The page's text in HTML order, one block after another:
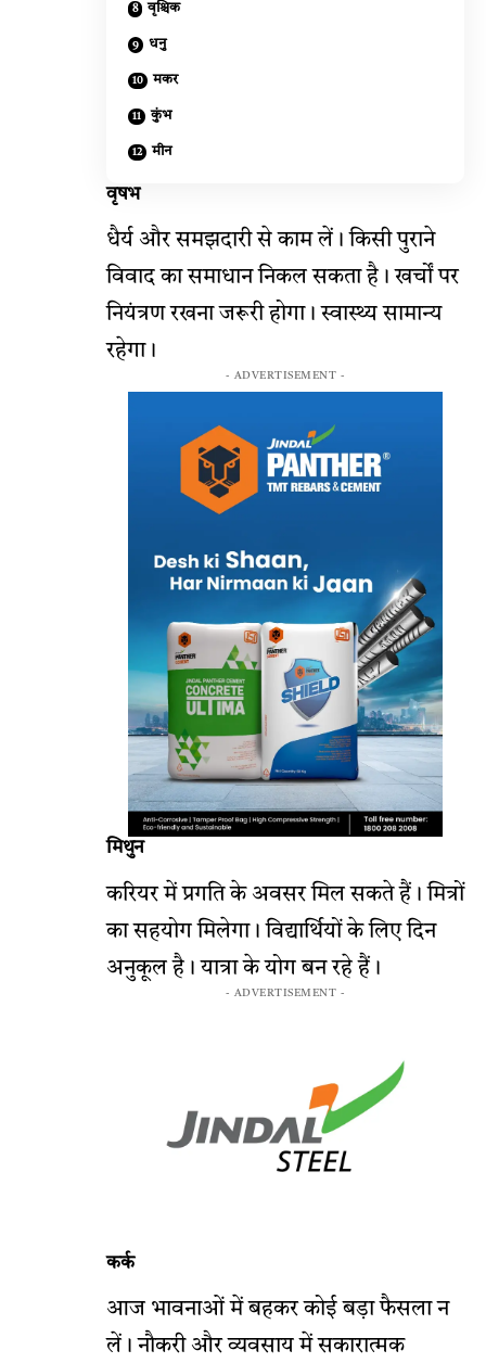
वृश्चिक
धनु
मकर
कुंभ
मीन
वृषभ
धैर्य और समझदारी से काम लें। किसी पुराने
विवाद का समाधान निकल सकता है। खर्चों पर
नियंत्रण रखना जरूरी होगा। स्वास्थ्य सामान्य
रहेगा।
- ADVERTISEMENT -
मिथुन
करियर में प्रगति के अवसर मिल सकते हैं। मित्रों
का सहयोग मिलेगा। विद्यार्थियों के लिए दिन
अनुकूल है। यात्रा के योग बन रहे हैं।
- ADVERTISEMENT -
कर्क
आज भावनाओं में बहकर कोई बड़ा फैसला न
लें। नौकरी और व्यवसाय में सकारात्मक